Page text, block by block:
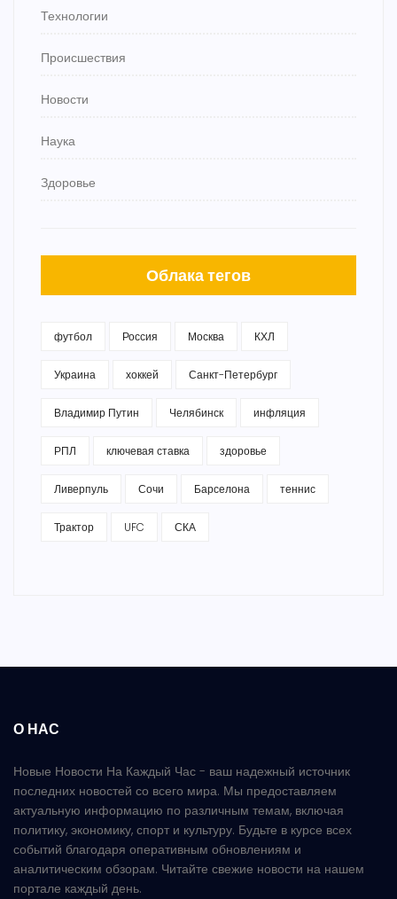
Технологии
Происшествия
Новости
Наука
Здоровье
Облака тегов
футбол Россия Москва КХЛ
Украина хоккей Санкт-Петербург
Владимир Путин Челябинск инфляция
РПЛ ключевая ставка здоровье
Ливерпуль Сочи Барселона теннис
Трактор UFC СКА
О НАС
Новые Новости На Каждый Час - ваш надежный источник
последних новостей со всего мира. Мы предоставляем
актуальную информацию по различным темам, включая
политику, экономику, спорт и культуру. Будьте в курсе всех
событий благодаря оперативным обновлениям и
аналитическим обзорам. Читайте свежие новости на нашем
портале каждый день.